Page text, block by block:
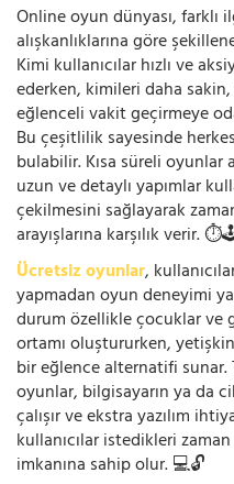
Online oyun dünyası, farklı
alışkanlıklarına göre
Kimi kullanıcılar hızlı ve
ederken, kimileri daha
eğlenceli vakit geçirmeye
Bu çeşitlilik sayesinde
bulabilir. Kısa süreli oyunlar
uzun ve detaylı yapımlar
çekilmesini sağlayarak
arayışlarına karşılık verir.
Ücretsiz oyunlar,
yapmadan oyun deneyimi
durum özellikle çocuklar
ortamı oluştururken,
bir eğlence alternatifi sunar.
oyunlar, bilgisayarın ya da
çalışır ve ekstra yazılım
kullanıcılar istedikleri
imkanına sahip olur. 💻🔓